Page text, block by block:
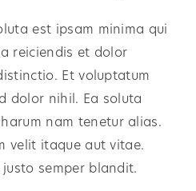
est ipsam minima qui
reiciendis et dolor
Et voluptatum
dolor nihil. Ea soluta
nam tenetur alias.
velit itaque aut vitae.
semper blandit.